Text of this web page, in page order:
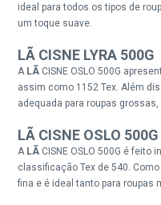
ideal para todos os tipos de
um toque suave.
LÃ CISNE LYRA 500G
A LÃ CISNE OSLO 500G
assim como 1152 Tex. Além
adequada para roupas
LÃ CISNE OSLO 500G
A LÃ CISNE OSLO 500G é
classificação Tex de 540.
fina e é ideal tanto para